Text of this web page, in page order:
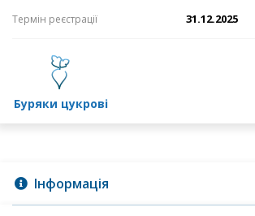
Термін реєстрації 31.12.2025
буряки цукрові
Інформація